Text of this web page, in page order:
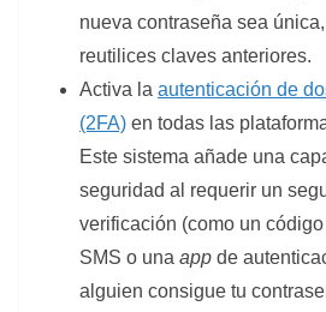
nueva contraseña sea
reutilices claves anteriores.
Activa la autenticación de
(2FA) en todas las
Este sistema añade una
seguridad al requerir un
verificación (como un
SMS o una app de
alguien consigue tu